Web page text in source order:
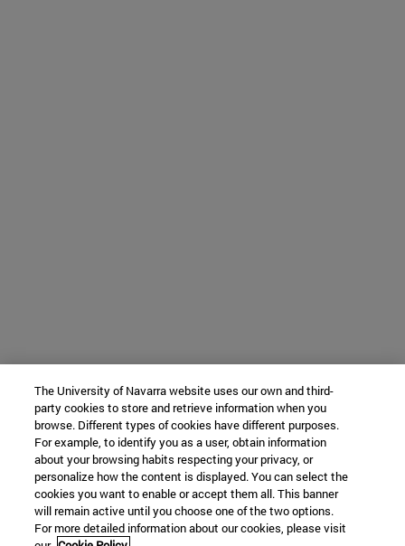
The University of Navarra website uses our own and third-
party cookies to store and retrieve information when you
browse. Different types of cookies have different purposes.
For example, to identify you as a user, obtain information
about your browsing habits respecting your privacy, or
personalize how the content is displayed. You can select the
cookies you want to enable or accept them all. This banner
will remain active until you choose one of the two options.
For more detailed information about our cookies, please visit